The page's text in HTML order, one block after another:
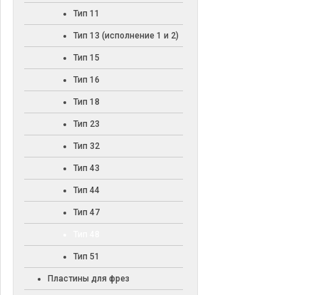
Тип 11
Тип 13 (исполнение 1 и 2)
Тип 15
Тип 16
Тип 18
Тип 23
Тип 32
Тип 43
Тип 44
Тип 47
Тип 51
Пластины для фрез